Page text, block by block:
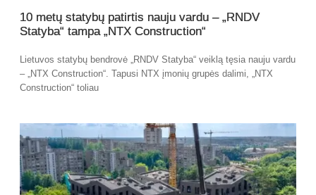
10 metų statybų patirtis nauju vardu – „RNDV
Statyba“ tampa „NTX Construction“
Lietuvos statybų bendrovė „RNDV Statyba“ veiklą tęsia nauju vardu
– „NTX Construction“. Tapusi NTX įmonių grupės dalimi, „NTX
Construction“ toliau